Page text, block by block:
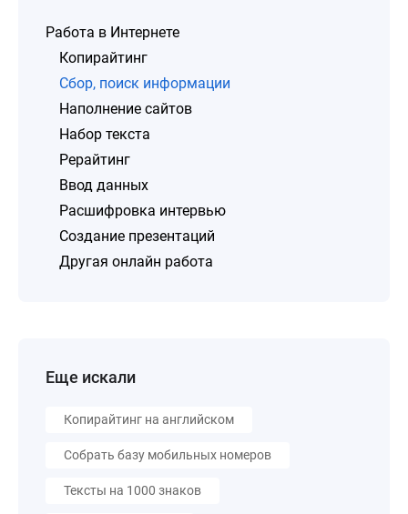
Работа в Интернете
Копирайтинг
Сбор, поиск информации
Наполнение сайтов
Набор текста
Рерайтинг
Ввод данных
Расшифровка интервью
Создание презентаций
Другая онлайн работа
Еще искали
Копирайтинг на английском
Собрать базу мобильных номеров
Тексты на 1000 знаков